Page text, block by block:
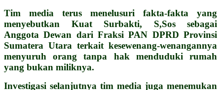
Tim media terus menelusuri fakta-fakta yang
menyebutkan Kuat Surbakti, S,Sos sebagai
Anggota Dewan dari Fraksi PAN DPRD Provinsi
Sumatera Utara terkait kesewenang-wenangannya
menyuruh orang tanpa hak menduduki rumah
yang bukan miliknya.
Investigasi selanjutnya tim media juga menemukan